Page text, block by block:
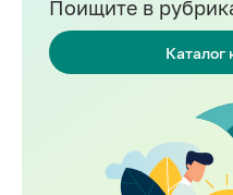
Поищите в
Каталог